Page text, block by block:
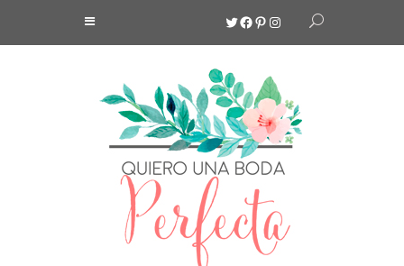
Twitter
Facebook
Pinterest
Instagram